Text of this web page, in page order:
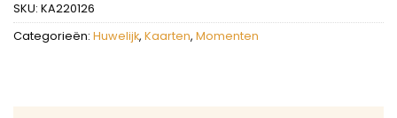
SKU: KA220126
Categorieën: Huwelijk, Kaarten, Momenten